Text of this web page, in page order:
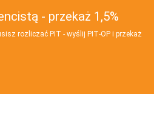
- przekaż 1,5%
rozliczać PIT - wyślij PIT‑OP i przekaż